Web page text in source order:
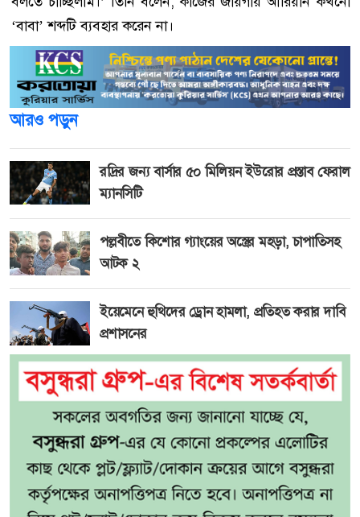
‘বাবা’ শব্দটি ব্যবহার করেন না।
আরও পড়ুন
রদ্রির জন্য বার্সার ৫০ মিলিয়ন ইউরোর প্রস্তাব ফেরাল
ম্যানসিটি
পল্লবীতে কিশোর গ্যাংয়ের অস্ত্রের মহড়া, চাপাতিসহ
আটক ২
ইয়েমেনে হুথিদের ড্রোন হামলা, প্রতিহত করার দাবি
প্রশাসনের